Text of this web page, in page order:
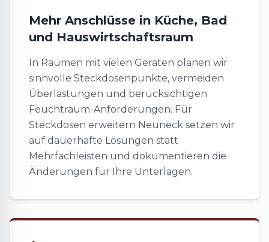
Mehr Anschlüsse in Küche, Bad
und Hauswirtschaftsraum
In Räumen mit vielen Geräten planen wir
sinnvolle Steckdosenpunkte, vermeiden
Überlastungen und berücksichtigen
Feuchtraum-Anforderungen. Für
Steckdosen erweitern Neuneck setzen wir
auf dauerhafte Lösungen statt
Mehrfachleisten und dokumentieren die
Änderungen für Ihre Unterlagen.